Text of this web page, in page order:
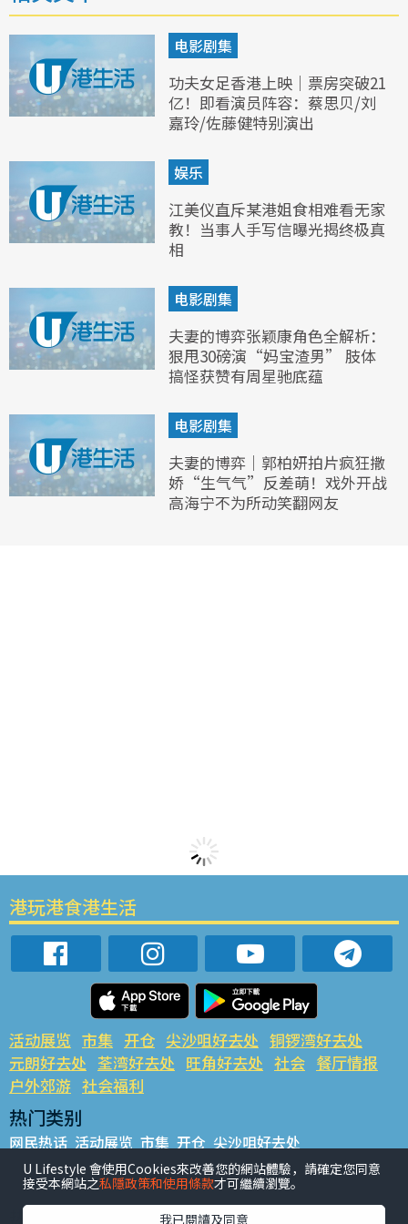
电影剧集
功夫女足香港上映｜票房突破21
亿！即看演员阵容：蔡思贝/刘
嘉玲/佐藤健特别演出
娱乐
江美仪直斥某港姐食相难看无家
教！当事人手写信曝光揭终极真
相
电影剧集
夫妻的博弈张颖康角色全解析：
狠甩30磅演“妈宝渣男” 肢体
搞怪获赞有周星驰底蕴
电影剧集
夫妻的博弈｜郭柏妍拍片疯狂撒
娇“生气气”反差萌！戏外开战
高海宁不为所动笑翻网友
港玩港食港生活
活动展览 市集 开仓 尖沙咀好去处 铜锣湾好去处
元朗好去处 荃湾好去处 旺角好去处 社会 餐厅情报
户外郊游 社会福利
热门类别
网民热话 活动展览 市集 开仓 尖沙咀好去处
铜锣湾好去处 元朗好去处 荃湾好去处 旺角好去处 社会
餐厅情报 户外郊游
热门标签
U Lifestyle 會使用Cookies來改善您的網站體驗，請確定您同意
接受本網站之私隱政策和使用條款才可繼續瀏覽。
我已閱讀及同意